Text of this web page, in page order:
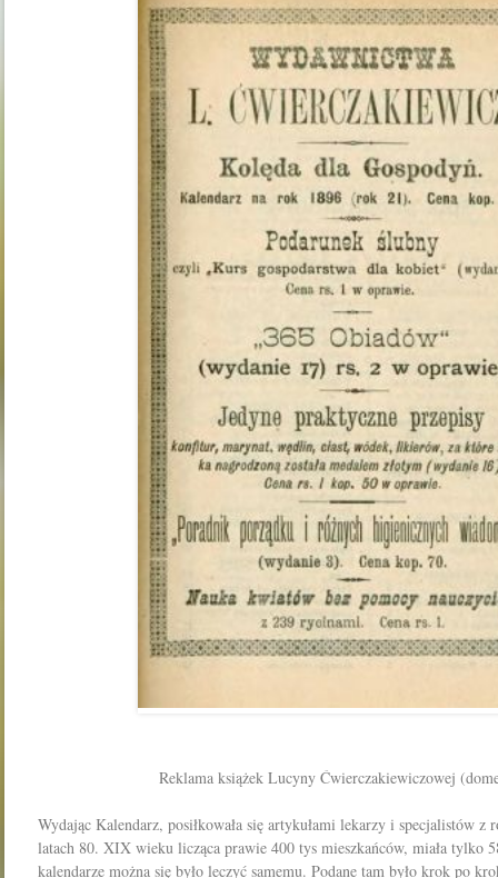
Reklama książek Lucyny Ćwierczakiewiczowej
Wydając Kalendarz, posiłkowała się artykułami lekarzy i specjalistów z
latach 80. XIX wieku licząca prawie 400 tys mieszkańców, miała tylko
kalendarze można się było leczyć samemu. Podane tam było krok po